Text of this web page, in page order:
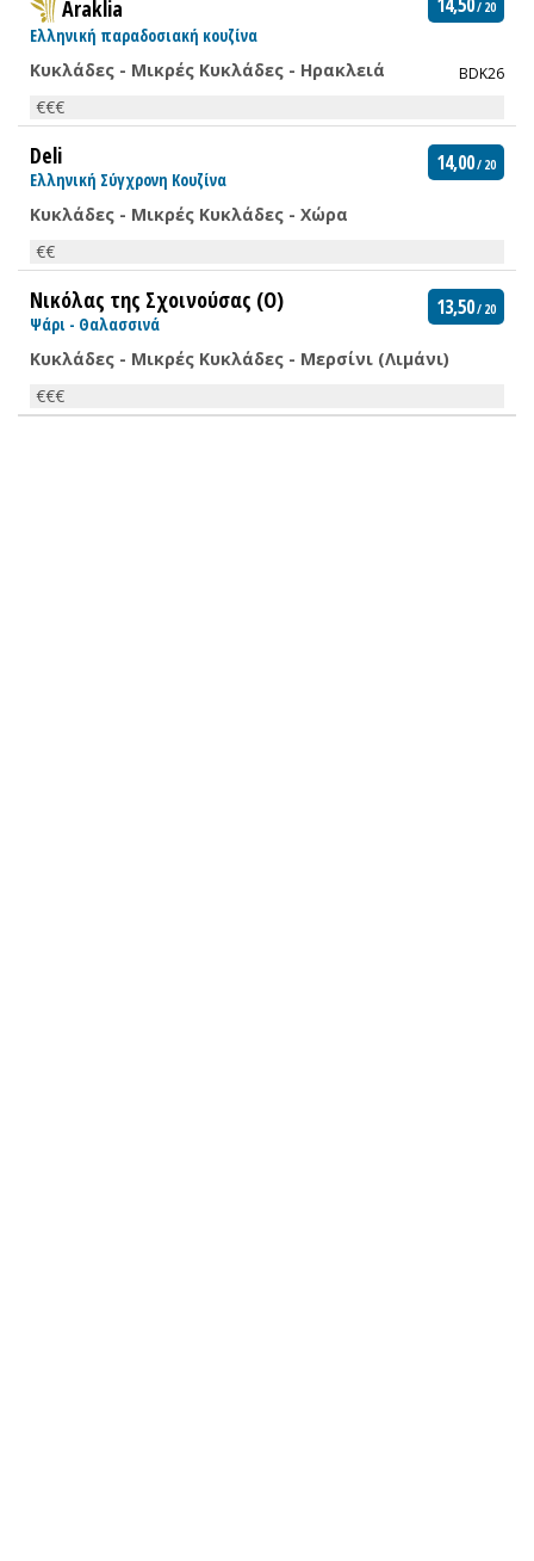
Araklia
Ελληνική παραδοσιακή κουζίνα
/ 20
Κυκλάδες - Μικρές Κυκλάδες - Ηρακλειά
€€€
BDK26
Deli
Ελληνική Σύγχρονη Κουζίνα
14,00/ 20
Κυκλάδες - Μικρές Κυκλάδες - Χώρα
€€
Νικόλας της Σχοινούσας (Ο)
Ψάρι - Θαλασσινά
13,50/ 20
Κυκλάδες - Μικρές Κυκλάδες - Μερσίνι (Λιμάνι)
€€€